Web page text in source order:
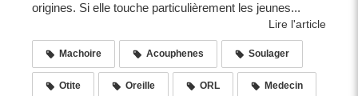
origines. Si elle touche particulièrement les jeunes...
Lire l'article
Machoire Acouphenes Soulager
Otite Oreille ORL Medecin